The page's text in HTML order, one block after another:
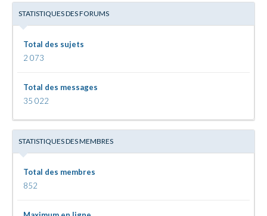
STATISTIQUES DES FORUMS
Total des sujets
2 073
Total des messages
35 022
STATISTIQUES DES MEMBRES
Total des membres
852